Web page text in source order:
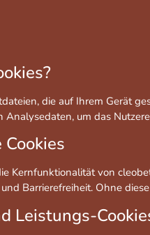
die auf Ihrem Gerät
Analysedaten, um das
Kernfunktionalität von
Barrierefreiheit. Ohne
Leistungs-